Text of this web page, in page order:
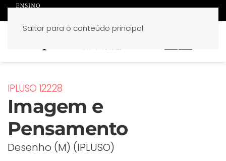
Saltar para o conteúdo principal
IPLUSO 12228
Imagem e
Pensamento
Desenho (M) (IPLUSO)